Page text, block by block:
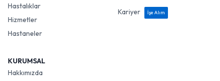
Hastalıklar
Hizmetler
Hastaneler
Kariyer
İşe Alım
KURUMSAL
Hakkımızda